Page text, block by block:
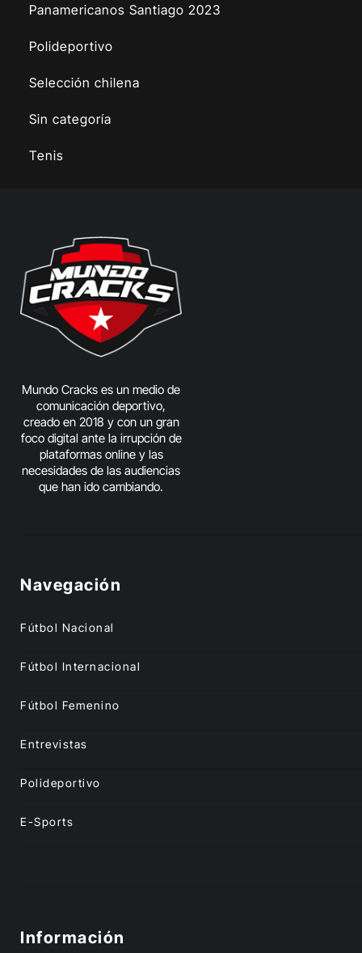
Panamericanos Santiago 2023
Polideportivo
Selección chilena
Sin categoría
Tenis
Mundo Cracks es un medio de
comunicación deportivo,
creado en 2018 y con un gran
foco digital ante la irrupción de
plataformas online y las
necesidades de las audiencias
que han ido cambiando.
Navegación
Fútbol Nacional
Fútbol Internacional
Fútbol Femenino
Entrevistas
Polideportivo
E-Sports
Información